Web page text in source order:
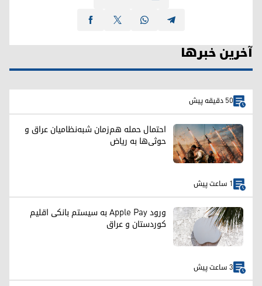
آخرین خبرها
50 دقیقه پیش
احتمال حمله هم‌زمان شبه‌نظامیان عراق و
حوثی‌ها به ریاض
1 ساعت پیش
ورود Apple Pay به سیستم بانکی اقلیم
کوردستان و عراق
3 ساعت پیش